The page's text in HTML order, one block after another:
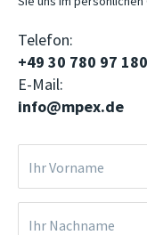
Telefon:
+49 30 780 97 180
E-Mail:
info@mpex.de
Ihr Vorname
Ihr Nachname